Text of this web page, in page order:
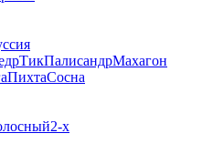
ТикПалисандрМахагон
ПихтаСосна
2-х